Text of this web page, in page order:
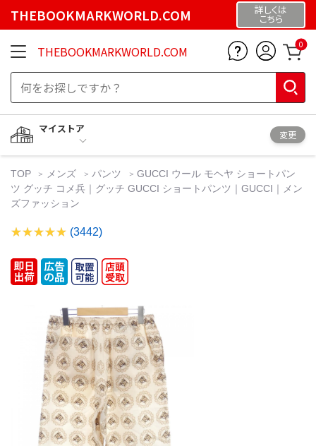
THEBOOKMARKWORLD.COM 詳しくは
こちら
THEBOOKMARKWORLD.COM 0
マイストア
変更
TOP メンズ パンツ
GUCCI ウール モヘヤ ショートパン
ツ グッチ コメ兵｜グッチ GUCCI ショートパンツ｜GUCCI｜メン
ズファッション
(3442)